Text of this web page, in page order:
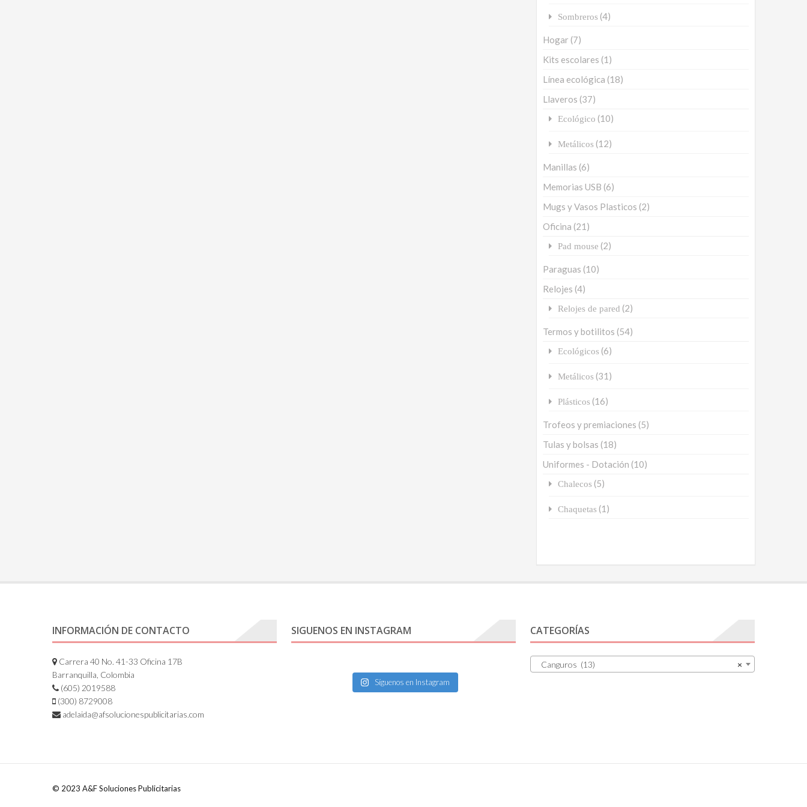
Sombreros (4)
Hogar (7)
Kits escolares (1)
Línea ecológica (18)
Llaveros (37)
Ecológico (10)
Metálicos (12)
Manillas (6)
Memorias USB (6)
Mugs y Vasos Plasticos (2)
Oficina (21)
Pad mouse (2)
Paraguas (10)
Relojes (4)
Relojes de pared (2)
Termos y botilitos (54)
Ecológicos (6)
Metálicos (31)
Plásticos (16)
Trofeos y premiaciones (5)
Tulas y bolsas (18)
Uniformes - Dotación (10)
Chalecos (5)
Chaquetas (1)
INFORMACIÓN DE CONTACTO
Carrera 40 No. 41-33 Oficina 17B
Barranquilla, Colombia
(605) 2019588
(300) 8729008
adelaida@afsolucionespublicitarias.com
SIGUENOS EN INSTAGRAM
Síguenos en Instagram
CATEGORÍAS
×
Canguros (13)
© 2023 A&F Soluciones Publicitarias